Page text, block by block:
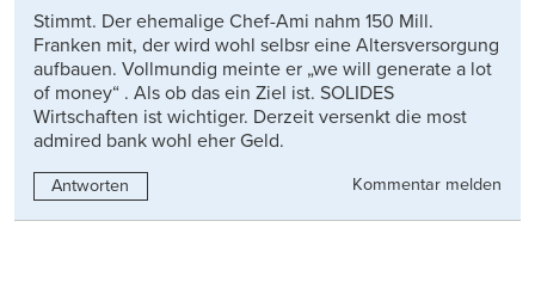
Stimmt. Der ehemalige Chef-Ami nahm 150 Mill.
Franken mit, der wird wohl selbsr eine Altersversorgung
aufbauen. Vollmundig meinte er „we will generate a lot
of money“ . Als ob das ein Ziel ist. SOLIDES
Wirtschaften ist wichtiger. Derzeit versenkt die most
admired bank wohl eher Geld.
Antworten Kommentar melden